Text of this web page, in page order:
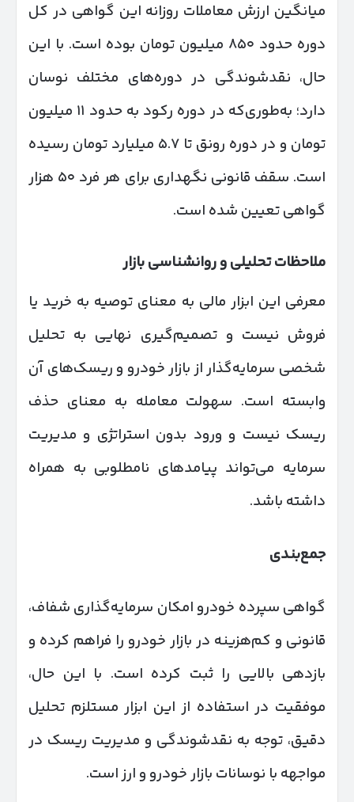
میانگین ارزش معاملات روزانه این گواهی در کل
دوره حدود ۸۵۰ میلیون تومان بوده است. با این
حال، نقدشوندگی در دوره‌های مختلف نوسان
دارد؛ به‌طوری‌که در دوره رکود به حدود ۱۱ میلیون
تومان و در دوره رونق تا ۵.۷ میلیارد تومان رسیده
است. سقف قانونی نگهداری برای هر فرد ۵۰ هزار
گواهی تعیین شده است.
ملاحظات تحلیلی و روانشناسی بازار
معرفی این ابزار مالی به معنای توصیه به خرید یا
فروش نیست و تصمیم‌گیری نهایی به تحلیل
شخصی سرمایه‌گذار از بازار خودرو و ریسک‌های آن
وابسته است. سهولت معامله به معنای حذف
ریسک نیست و ورود بدون استراتژی و مدیریت
سرمایه می‌تواند پیامدهای نامطلوبی به همراه
داشته باشد.
جمع‌بندی
گواهی سپرده خودرو امکان سرمایه‌گذاری شفاف،
قانونی و کم‌هزینه در بازار خودرو را فراهم کرده و
بازدهی بالایی را ثبت کرده است. با این حال،
موفقیت در استفاده از این ابزار مستلزم تحلیل
دقیق، توجه به نقدشوندگی و مدیریت ریسک در
مواجهه با نوسانات بازار خودرو و ارز است.